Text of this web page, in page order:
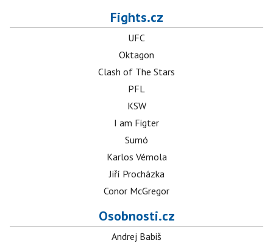
Fights.cz
UFC
Oktagon
Clash of The Stars
PFL
KSW
I am Figter
Sumó
Karlos Vémola
Jiří Procházka
Conor McGregor
Osobnosti.cz
Andrej Babiš